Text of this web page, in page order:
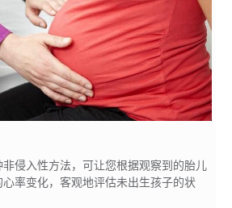
侵入性方法，可让您根据观察到的胎儿
率变化，客观地评估未出生孩子的状